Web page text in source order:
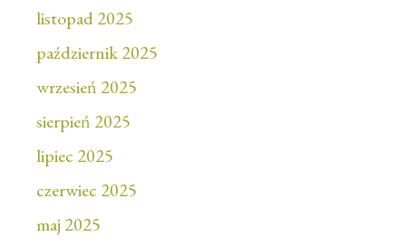
listopad 2025
październik 2025
wrzesień 2025
sierpień 2025
lipiec 2025
czerwiec 2025
maj 2025